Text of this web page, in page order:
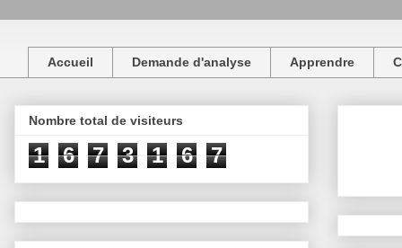
Accueil Demande d'analyse Apprendre
Nombre total de visiteurs
1 6 7 3 1 6 7